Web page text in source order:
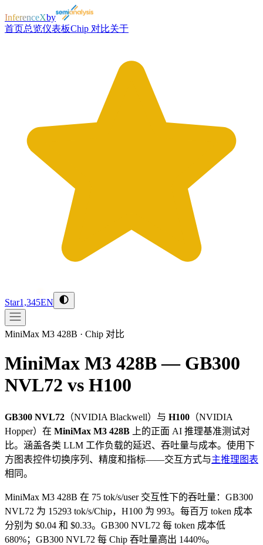
InferenceXby
首页总览仪表板Chip 对比关于
Star1,345EN
MiniMax M3 428B · Chip 对比
MiniMax M3 428B — GB300
NVL72 vs H100
GB300 NVL72 （NVIDIA Blackwell）与 H100 （NVIDIA
Hopper）在 MiniMax M3 428B 上的正面 AI 推理基准测试对
比。涵盖各类 LLM 工作负载的延迟、吞吐量与成本。使用下
方图表控件切换序列、精度和指标——交互方式与主推理图表
相同。
MiniMax M3 428B 在 75 tok/s/user 交互性下的吞吐量：GB300
NVL72 为 15293 tok/s/Chip，H100 为 993。每百万 token 成本
分别为 $0.04 和 $0.33。GB300 NVL72 每 token 成本低
680%；GB300 NVL72 每 Chip 吞吐量高出 1440%。